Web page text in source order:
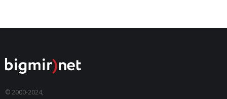
© 2000-2024,